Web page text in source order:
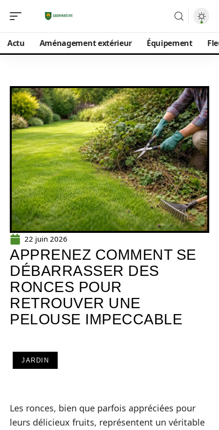
Actu Aménagement extérieur Équipement
22 juin 2026
APPRENEZ COMMENT SE
DÉBARRASSER DES
RONCES POUR
RETROUVER UNE
PELOUSE IMPECCABLE
JARDIN
Les ronces, bien que parfois appréciées pour
leurs délicieux fruits, représentent un véritable